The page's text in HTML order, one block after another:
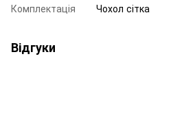
Комплектація
Чохол сітка
Відгуки